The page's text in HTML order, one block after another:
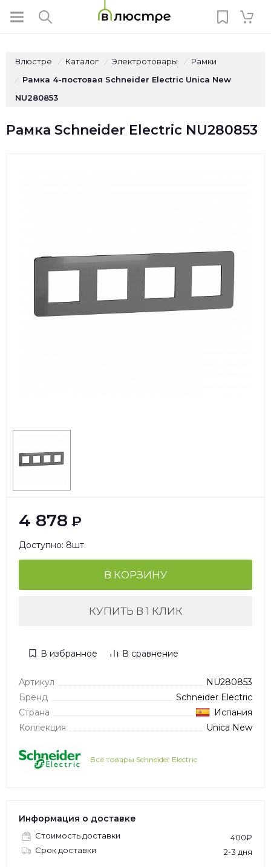
Влюстре / Каталог / Электротовары / Рамки
/
Рамка 4-постовая Schneider Electric Unica New
NU280853
Рамка Schneider Electric NU280853
4 878 ₽
Доступно: 8шт.
В КОРЗИНУ
КУПИТЬ В 1 КЛИК
В избранное В сравнение
Артикул
NU280853
Бренд
Schneider Electric
Страна
Испания
Коллекция
Unica New
Все товары Schneider Electric
Информация о доставке
Стоимость доставки
400₽
Срок доставки
2-3 дня